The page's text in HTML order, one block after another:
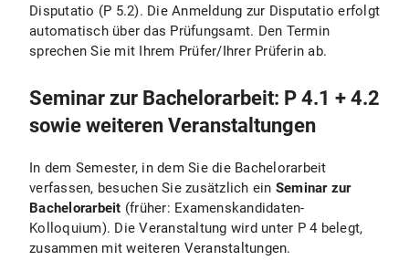
Disputatio (P 5.2). Die Anmeldung zur Disputatio erfolgt
automatisch über das Prüfungsamt. Den Termin
sprechen Sie mit Ihrem Prüfer/Ihrer Prüferin ab.
Seminar zur Bachelorarbeit: P 4.1 + 4.2
sowie weiteren Veranstaltungen
In dem Semester, in dem Sie die Bachelorarbeit
verfassen, besuchen Sie zusätzlich ein Seminar zur
Bachelorarbeit (früher: Examenskandidaten-
Kolloquium). Die Veranstaltung wird unter P 4 belegt,
zusammen mit weiteren Veranstaltungen.